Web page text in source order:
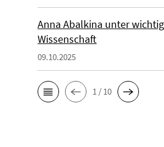
Anna Abalkina unter
Wissenschaft
09.10.2025
1 / 10